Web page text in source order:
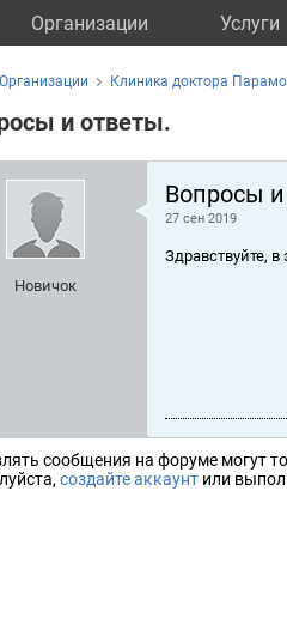
Организации Услуги
Организации Клиника доктора
и ответы.
Новичок
Вопросы
27 сен 2019
Здравствуйте,
сообщения на форуме могут
создайте аккаунт или